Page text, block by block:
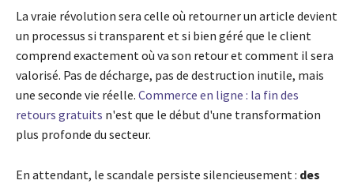
La vraie révolution sera celle où retourner un article devient
un processus si transparent et si bien géré que le client
comprend exactement où va son retour et comment il sera
valorisé. Pas de décharge, pas de destruction inutile, mais
une seconde vie réelle. Commerce en ligne : la fin des
retours gratuits n'est que le début d'une transformation
plus profonde du secteur.
En attendant, le scandale persiste silencieusement : des